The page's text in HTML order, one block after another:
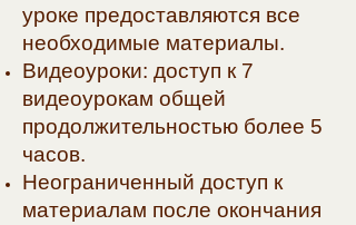
уроке предоставляются все
необходимые материалы.
Видеоуроки: доступ к 7
видеоурокам общей
продолжительностью более 5
часов.
Неограниченный доступ к
материалам после окончания